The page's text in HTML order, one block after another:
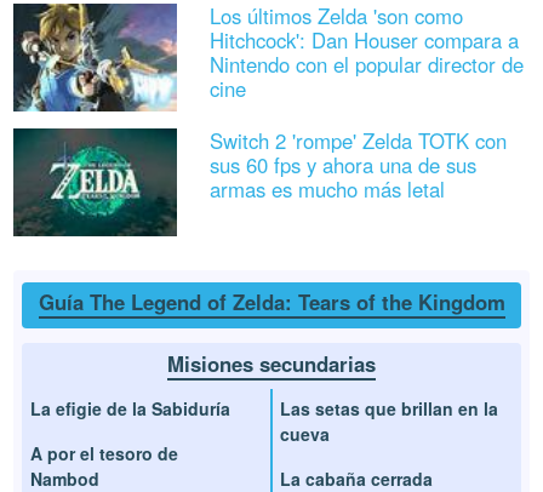
Los últimos Zelda 'son como
Hitchcock': Dan Houser compara a
Nintendo con el popular director de
cine
Switch 2 'rompe' Zelda TOTK con
sus 60 fps y ahora una de sus
armas es mucho más letal
Guía The Legend of Zelda: Tears of the Kingdom
Misiones secundarias
La efigie de la Sabiduría
A por el tesoro de
Nambod
Las setas que brillan en la
cueva
La cabaña cerrada